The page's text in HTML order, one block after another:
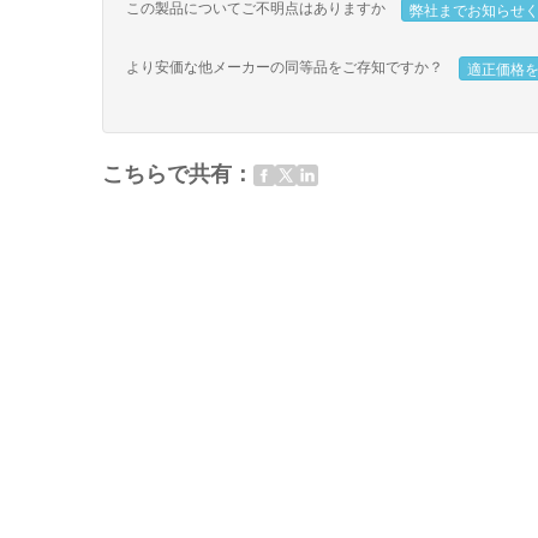
この製品についてご不明点はありますか 弊社までお知らせ
より安価な他メーカーの同等品をご存知ですか？ 適正価格
こちらで共有：